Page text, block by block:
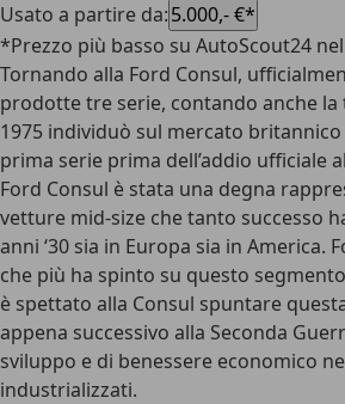
Usato a partire da:5.000,- €*
*Prezzo più basso su AutoScout24
Tornando alla Ford Consul,
prodotte tre serie, contando anche la
1975 individuò sul mercato britannico
prima serie prima dell’addio ufficiale
Ford Consul è stata una degna
vetture mid-size che tanto successo
anni ‘30 sia in Europa sia in America.
che più ha spinto su questo
è spettato alla Consul spuntare
appena successivo alla Seconda
sviluppo e di benessere economico
industrializzati.